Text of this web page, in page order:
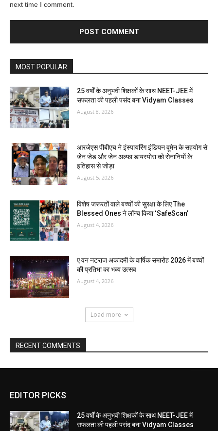
next time I comment.
MOST POPULAR
25 वर्षों के अनुभवी शिक्षकों के साथ NEET-JEE में
सफलता की पहली पसंद बना Vidyam Classes
August 8, 2026
आरजेएस पीबीएच ने इंस्पायरिंग इंडियन वूमेन के सहयोग से
जेन जेड और जेन अल्फा डायस्पोरा को सेनानियों के
इतिहास से जोड़ा
August 5, 2026
विशेष जरूरतों वाले बच्चों की सुरक्षा के लिए The
Blessed Ones ने लॉन्च किया ‘SafeScan’
August 4, 2026
ए वन नटराज अकादमी के वार्षिक समारोह 2026 में बच्चों
की प्रतिभा का भव्य उत्सव
August 4, 2026
Load more
RECENT COMMENTS
EDITOR PICKS
25 वर्षों के अनुभवी शिक्षकों के साथ NEET-JEE में
सफलता की पहली पसंद बना Vidyam Classes